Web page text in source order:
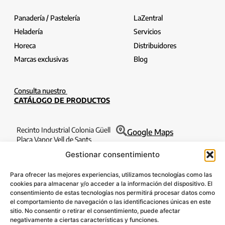
Gestionar consentimiento
Para ofrecer las mejores experiencias, utilizamos tecnologías como las
cookies para almacenar y/o acceder a la información del dispositivo. El
consentimiento de estas tecnologías nos permitirá procesar datos como
el comportamiento de navegación o las identificaciones únicas en este
sitio. No consentir o retirar el consentimiento, puede afectar
negativamente a ciertas características y funciones.
Panadería / Pastelería
Heladería
Horeca
Marcas exclusivas
LaZentral
Servicios
Distribuidores
Blog
Consulta nuestro
CATÁLOGO DE PRODUCTOS
Recinto Industrial Colonia Güell
Plaça Vapor Vell de Sants
Barcelona
T. 932 630 184
info@lazentral.eu
Google Maps
SÍGUENOS: